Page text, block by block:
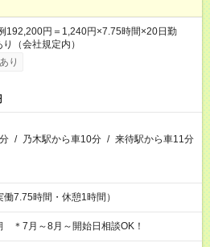
192,200円＝1,240円×7.75時間×20日勤
（会社規定内）
り
/ 乃木駅から車10分 / 来待駅から車11分
7.75時間・休憩1時間）
＊7月～8月～開始日相談OK！